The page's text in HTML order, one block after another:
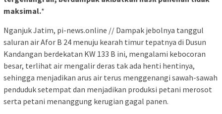
maksimal.*
Nganjuk Jatim, pi-news.online // Dampak jebolnya tanggul
saluran air Afor B 24 menuju kearah timur tepatnya di Dusun
Kandangan berdekatan KW 133 B ini, mengalami kebocoran
besar, terlihat air mengalir deras tak ada henti hentinya,
sehingga menjadikan arus air terus menggenangi sawah-sawah
penduduk setempat dan menjadikan produksi petani merosot
serta petani menanggung kerugian gagal panen.